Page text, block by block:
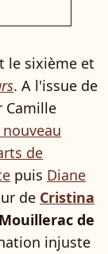
le sixième et
. A l'issue de
Camille
de
puis Diane
de Cristina
de
injuste